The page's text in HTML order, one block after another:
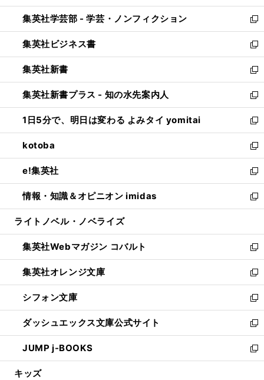
開
く
ウ
で
開
く
ン
ド
ウ
で
開
く
ウ
ィ
ン
ド
ウ
で
開
く
集英社学芸部 - 学芸・ノンフィクション
新
し
い
ウ
ィ
ン
ド
ウ
で
開
く
集英社ビジネス書
新
し
い
ウ
ィ
ン
ド
ウ
で
開
く
集英社新書
新
し
い
ウ
ィ
ン
ド
ウ
で
開
く
集英社新書プラス - 知の水先案内人
新
し
い
ウ
ィ
ン
ド
ウ
で
開
1日5分で、明日は変わる よみタイ yomitai
新
し
い
ウ
ィ
ン
ド
ウ
開
く
kotoba
新
し
い
ウ
ィ
ン
ウ
で
開
く
e!集英社
新
し
い
ウ
ン
ド
ウ
で
開
く
情報・知識＆オピニオン imidas
新
し
ウ
ィ
ン
ド
ウ
で
開
く
ライトノベル・ノベライズ
集英社Webマガジン コバルト
新
し
い
ウ
ィ
ン
ド
ウ
で
開
集英社オレンジ文庫
新
し
い
ウ
ィ
ン
ド
ウ
シフォン文庫
新
し
い
ウ
ィ
ン
ダッシュエックス文庫公式サイト
新
し
い
ウ
JUMP j-BOOKS
新
し
キッズ